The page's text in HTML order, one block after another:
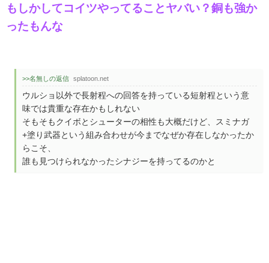
もしかしてコイツやってることヤバい？銅も強か
ったもんな
>>名無しの返信 splatoon.net
ウルショ以外で長射程への回答を持っている短射程という意
味では貴重な存在かもしれない
そもそもクイボとシューターの相性も大概だけど、スミナガ
+塗り武器という組み合わせが今までなぜか存在しなかったか
らこそ、
誰も見つけられなかったシナジーを持ってるのかと